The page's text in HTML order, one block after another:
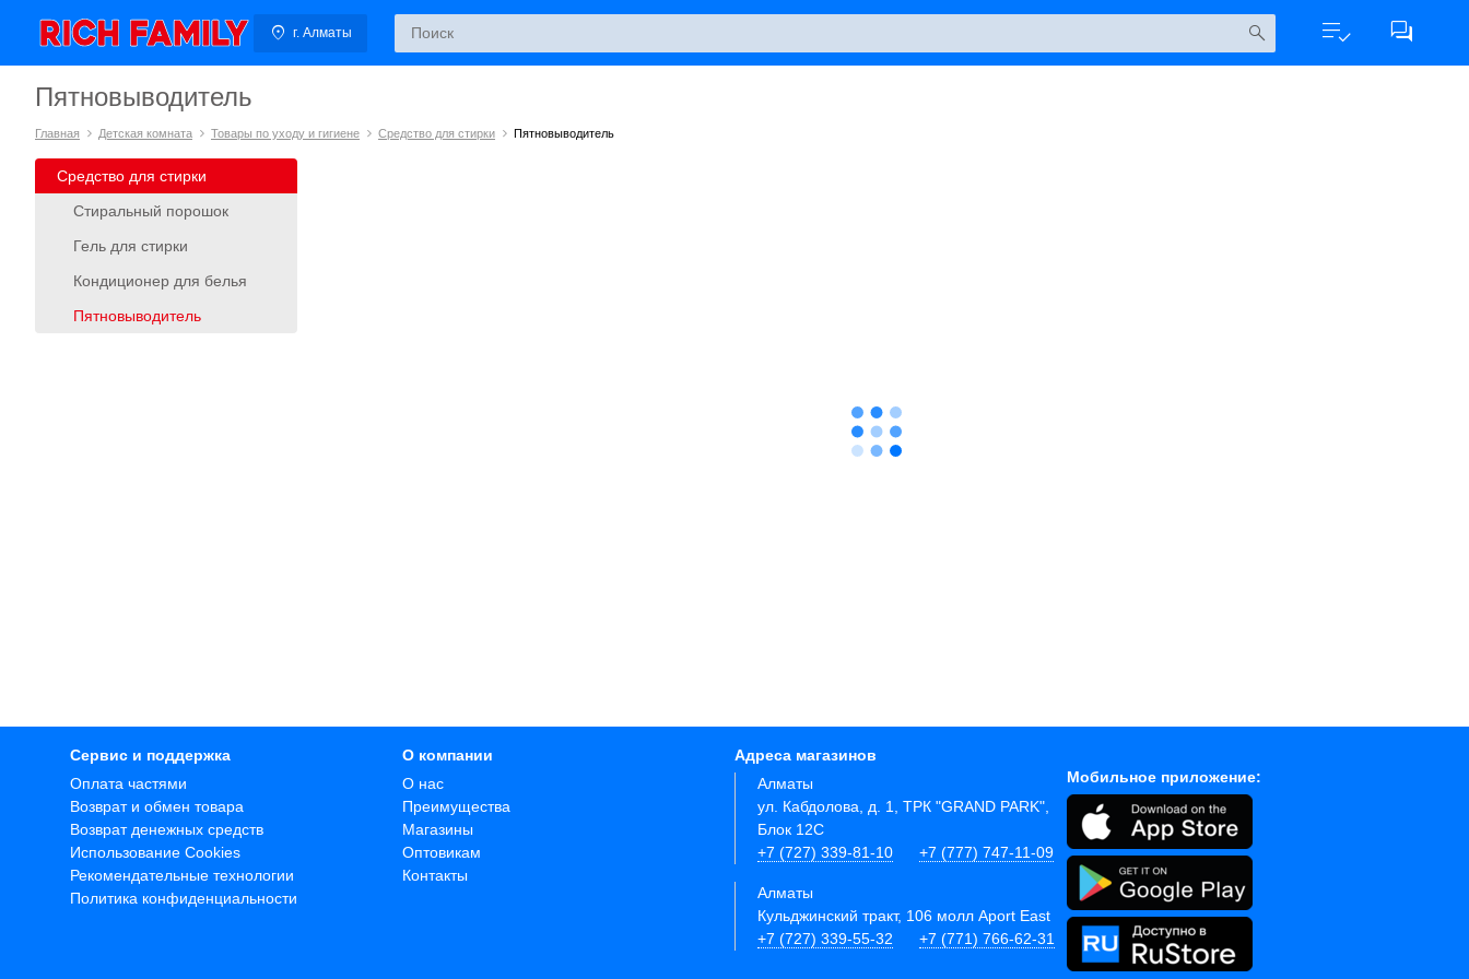
г. Алматы
Пятновыводитель
Главная Детская комната Товары по уходу и гигиене Средство для стирки Пятновыводитель
Средство для стирки
Стиральный порошок
Гель для стирки
Кондиционер для белья
Пятновыводитель
Сервис и поддержка
Оплата частями
Возврат и обмен товара
Возврат денежных средств
Использование Cookies
Рекомендательные технологии
Политика конфиденциальности
О компании
О нас
Преимущества
Магазины
Оптовикам
Контакты
Адреса магазинов
Алматы
ул. Кабдолова, д. 1, ТРК "GRAND PARK",
Блок 12C
+7 (727) 339-81-10
+7 (777) 747-11-09
Алматы
Кульджинский тракт, 106 молл Aport East
+7 (727) 339-55-32
+7 (771) 766-62-31
Мобильное приложение: